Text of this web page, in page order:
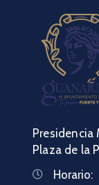
Plaza de la
Horario: